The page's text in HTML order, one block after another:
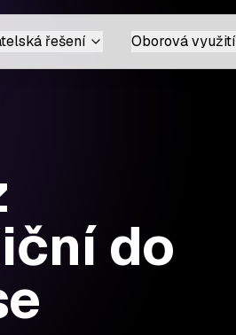
řešení Oborová využití
do